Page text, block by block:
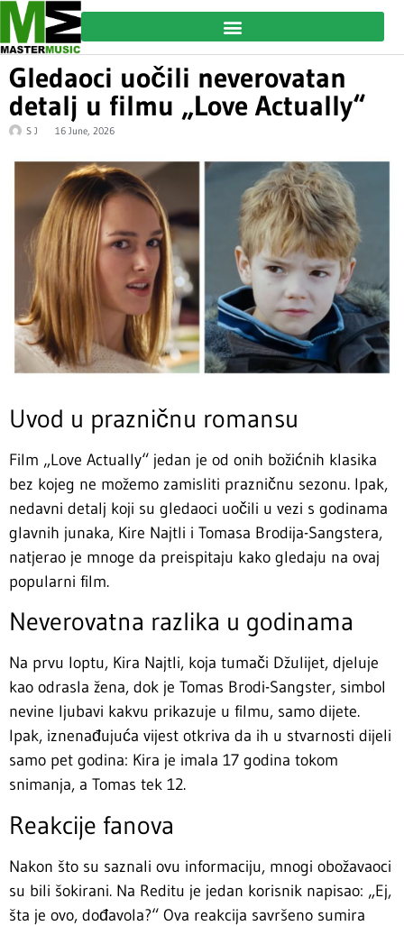
Gledaoci uočili neverovatan
detalj u filmu „Love Actually“
S J 16 June, 2026
Uvod u prazničnu romansu
Film „Love Actually“ jedan je od onih božićnih klasika
bez kojeg ne možemo zamisliti prazničnu sezonu. Ipak,
nedavni detalj koji su gledaoci uočili u vezi s godinama
glavnih junaka, Kire Najtli i Tomasa Brodija-Sangstera,
natjerao je mnoge da preispitaju kako gledaju na ovaj
popularni film.
Neverovatna razlika u godinama
Na prvu loptu, Kira Najtli, koja tumači Džulijet, djeluje
kao odrasla žena, dok je Tomas Brodi-Sangster, simbol
nevine ljubavi kakvu prikazuje u filmu, samo dijete.
Ipak, iznenađujuća vijest otkriva da ih u stvarnosti dijeli
samo pet godina: Kira je imala 17 godina tokom
snimanja, a Tomas tek 12.
Reakcije fanova
Nakon što su saznali ovu informaciju, mnogi obožavaoci
su bili šokirani. Na Reditu je jedan korisnik napisao: „Ej,
šta je ovo, dođavola?“ Ova reakcija savršeno sumira